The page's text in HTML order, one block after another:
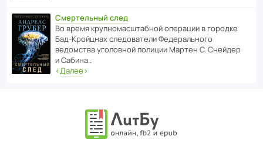
Смертельный след
Во время круп­но­мас­ш­та­бной операции в городке
Бад‑Крой­цнах следо­ва­тели Феде­раль­ного
ведомства уголо­вной полиции Мартен С. Снейдер
и Сабина…
‹Далее›